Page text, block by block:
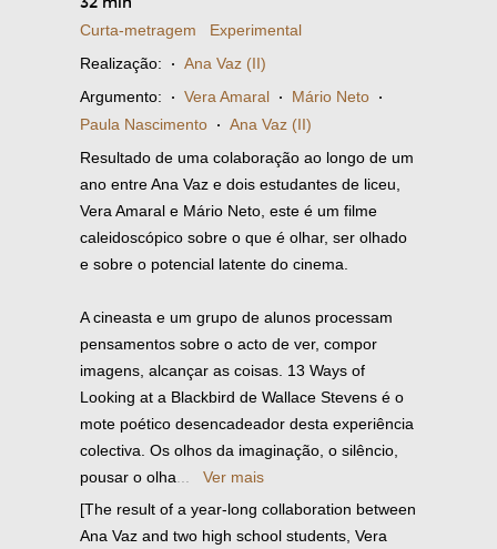
Curta-metragem
Experimental
Realização: · Ana Vaz (II)
Argumento: · Vera Amaral · Mário Neto ·
Paula Nascimento · Ana Vaz (II)
Resultado de uma colaboração ao longo de um
ano entre Ana Vaz e dois estudantes de liceu,
Vera Amaral e Mário Neto, este é um filme
caleidoscópico sobre o que é olhar, ser olhado
e sobre o potencial latente do cinema.
A cineasta e um grupo de alunos processam
pensamentos sobre o acto de ver, compor
imagens, alcançar as coisas. 13 Ways of
Looking at a Blackbird de Wallace Stevens é o
mote poético desencadeador desta experiência
colectiva. Os olhos da imaginação, o silêncio,
pousar o olha
Ver mais
[The result of a year-long collaboration between
Ana Vaz and two high school students, Vera